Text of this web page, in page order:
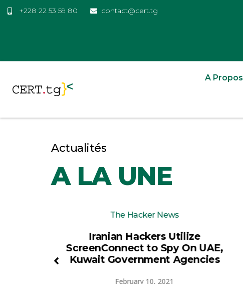
+228 22 53 59 80
contact@cert.tg
A Propos
Actualités
A LA UNE
The Hacker News
Iranian Hackers Utilize
ScreenConnect to Spy On UAE,
Kuwait Government Agencies
February 10, 2021